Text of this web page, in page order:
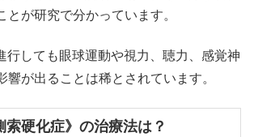
とが研究で分かっています。
行しても眼球運動や視力、聴力、感覚神
響が出ることは稀とされています。
索硬化症》の治療法は？